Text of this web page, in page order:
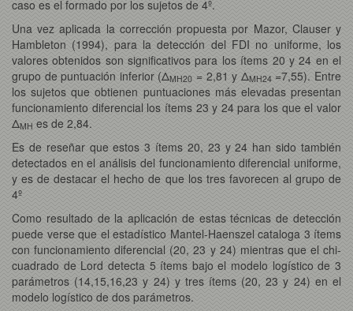
caso es el formado por los sujetos de 4º.
Una vez aplicada la corrección propuesta por Mazor, Clauser y
Hambleton (1994), para la detección del FDI no uniforme, los
valores obtenidos son significativos para los ítems 20 y 24 en el
grupo de puntuación inferior (ΔMH20 = 2,81 y ΔMH24 =7,55). Entre
los sujetos que obtienen puntuaciones más elevadas presentan
funcionamiento diferencial los ítems 23 y 24 para los que el valor
ΔMH es de 2,84.
Es de reseñar que estos 3 ítems 20, 23 y 24 han sido también
detectados en el análisis del funcionamiento diferencial uniforme,
y es de destacar el hecho de que los tres favorecen al grupo de
4º
Como resultado de la aplicación de estas técnicas de detección
puede verse que el estadístico Mantel-Haenszel cataloga 3 ítems
con funcionamiento diferencial (20, 23 y 24) mientras que el chi-
cuadrado de Lord detecta 5 ítems bajo el modelo logístico de 3
parámetros (14,15,16,23 y 24) y tres ítems (20, 23 y 24) en el
modelo logístico de dos parámetros.